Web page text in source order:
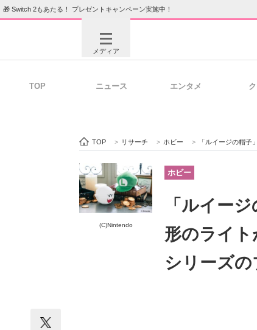
🎁 Switch 2もあたる！ プレゼントキャンペーン実施中！
メディア
ビジネスと働き方のヒント
ITエンジニア向け専門サイト
TOP ニュース エンタメ
TOP > リサーチ > ホビー > 「ルイージの帽子」
(C)Nintendo
ホビー
「ルイー
形のライ
シリーズ